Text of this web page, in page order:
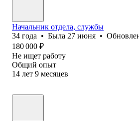
Начальник отдела, службы
34 года • Была 27 июня •
180 000 ₽
Не ищет работу
Общий опыт
14 лет 9 месяцев